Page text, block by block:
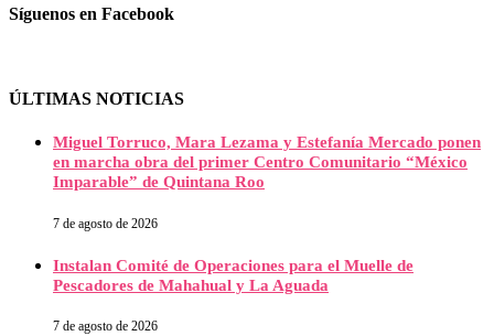
Síguenos en Facebook
ÚLTIMAS NOTICIAS
Miguel Torruco, Mara Lezama y Estefanía Mercado ponen
en marcha obra del primer Centro Comunitario “México
Imparable” de Quintana Roo
7 de agosto de 2026
Instalan Comité de Operaciones para el Muelle de
Pescadores de Mahahual y La Aguada
7 de agosto de 2026